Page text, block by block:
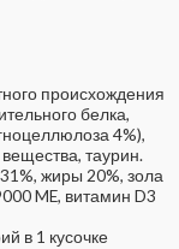
происхождения
белка,
4%),
таурин.
жиры 20%, зола
ME, витамин D3
в 1 кусочке